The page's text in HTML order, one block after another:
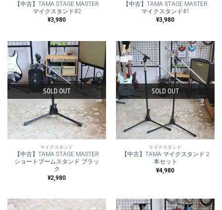
【中古】TAMA STAGE MASTER
マイクスタンド#2
¥3,980
【中古】TAMA STAGE MASTER
マイクスタンド#1
¥3,980
SOLD OUT
マイクスタンド
【中古】TAMA STAGE MASTER
ショートブームスタンド ブラッ
ク
¥2,980
SOLD OUT
マイクスタンド
【中古】TAMA マイクスタンド 2
本セット
¥4,980